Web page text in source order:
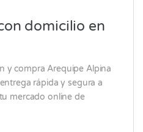
domicilio en
y compra Arequipe Alpina
rápida y segura a
mercado online de